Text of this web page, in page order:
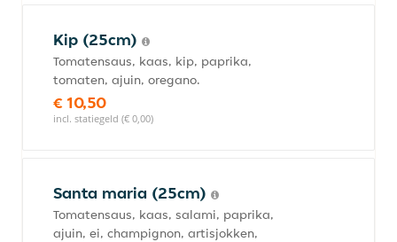
Kip (25cm)
Tomatensaus, kaas, kip, paprika,
tomaten, ajuin, oregano.
€ 10,50
incl. statiegeld (€ 0,00)
Santa maria (25cm)
Tomatensaus, kaas, salami, paprika,
ajuin, ei, champignon, artisjokken,